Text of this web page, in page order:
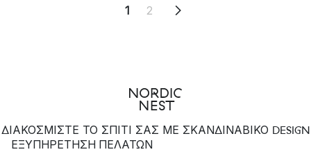
1 2
ΔΙΑΚΟΣΜΙΣΤΕ ΤΟ ΣΠΙΤΙ ΣΑΣ ΜΕ ΣΚΑΝΔΙΝΑΒΙΚΟ DESIGN
ΕΞΥΠΗΡΈΤΗΣΗ ΠΕΛΑΤΏΝ